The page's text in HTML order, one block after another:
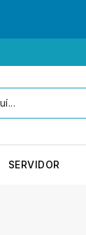
SERVIDOR